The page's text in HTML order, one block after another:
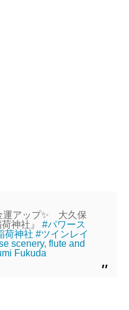
運アップ✨ 大久保
荷神社』#パワース
荷神社 #ツインレイ
scenery, flute and
Fukuda